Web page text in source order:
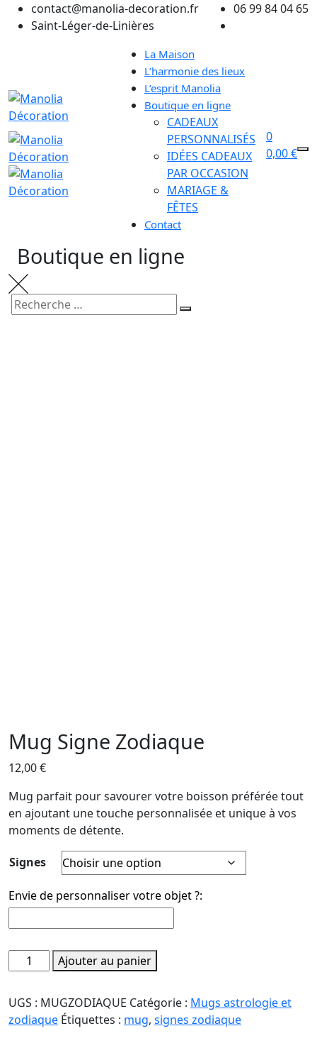
Skip
contact@manolia-decoration.fr
Saint-Léger-de-Linières
06 99 84 04 65
La Maison
L’harmonie des lieux
L’esprit Manolia
Boutique en ligne
CADEAUX
PERSONNALISÉS
IDÉES CADEAUX
PAR OCCASION
MARIAGE &
FÊTES
Contact
0
0,00€
Boutique en ligne
Search
Mug Signe Zodiaque
12,00€
Mug parfait pour savourer votre boisson préférée tout
en ajoutant une touche personnalisée et unique à vos
moments de détente.
Signes
Envie de personnaliser votre objet ?:
quantité
de
Signe
Zodiaque
Ajouter au panier
UGS : MUGZODIAQUE Catégorie : Mugs astrologie et
zodiaque Étiquettes : mug, signes zodiaque